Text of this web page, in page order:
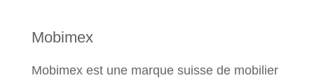
Mobimex
Mobimex est une marque suisse de mobilier